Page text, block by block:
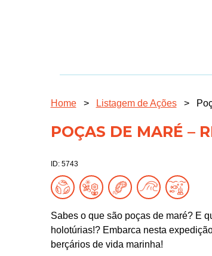
Home > Listagem de Ações >
POÇAS DE MARÉ –
ID: 5743
Sabes o que são poças de maré? E
holotúrias!? Embarca nesta
berçários de vida marinha!